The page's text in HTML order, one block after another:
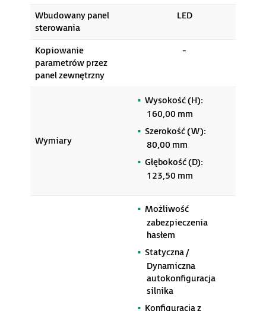
Wbudowany panel
sterowania
LED
Kopiowanie
parametrów przez
panel zewnętrzny
-
Wymiary
Wysokość (H):
160,00 mm
Szerokość (W):
80,00 mm
Głębokość (D):
123,50 mm
Możliwość
zabezpieczenia
hasłem
Statyczna /
Dynamiczna
autokonfiguracja
silnika
Konfiguracja z